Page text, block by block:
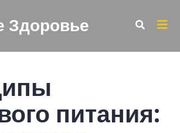
Здоровье
питания: